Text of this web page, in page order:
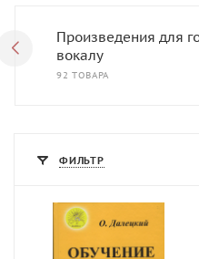
Произведения для
вокалу
92 ТОВАРА
ФИЛЬТР